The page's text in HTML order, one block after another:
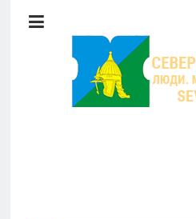
Район
Мероприятия